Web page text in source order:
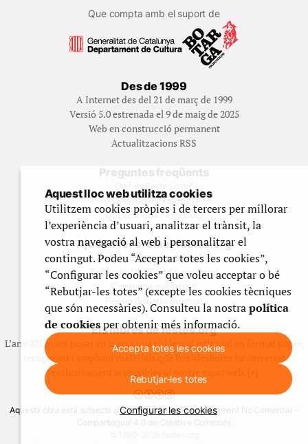
Que compta amb el suport de
Des de 1999
A Internet des del 21 de març de 1999
Versió 5.0 estrenada el 9 de maig de 2025
Web en construcció permanent
Actualitzacions RSS
Preguntes freqüents
Qué és Festes.org?
Història de Festes.org
Qui gestiona Festes.org
Ajuda a fer créixer festes.org
Feste’n editor/contribuidor
Subscriu-t’hi/Feste’n mecenes
Contracta publicitat
Fes un donatiu puntual
Els llibres de festes.org
L’any 2012 vam posar en marxa una col·lecció editorial en format paper,
recuperant i ampliant materials que fins aleshores havien estat
exclusivament accessibles al nostre espai web. [+]
Aquesta obra està subjecta a una llicència de Reconeixement No Comercial -
CompartirIgual 4.0 de Creative Commons
Aquest lloc web utilitza cookies
Utilitzem cookies pròpies i de tercers per millorar
l’experiència d’usuari, analitzar el trànsit, la
vostra navegació al web i personalitzar el
contingut. Podeu “Acceptar totes les cookies”,
“Configurar les cookies” que voleu acceptar o bé
“Rebutjar-les totes” (excepte les cookies tècniques
que són necessàries). Consulteu la nostrapolítica
de cookiesper obtenir més informació.
Accepta totes les cookies
Rebutjar-les totes
Configurar les cookies